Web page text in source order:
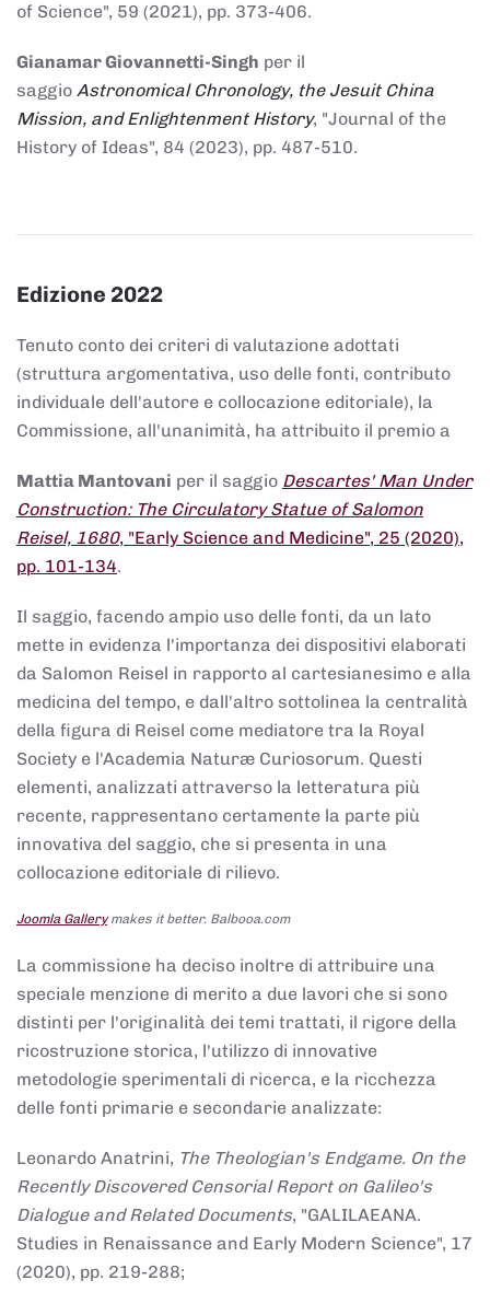
of Science", 59 (2021), pp. 373-406.
Gianamar Giovannetti-Singh per il
saggio Astronomical Chronology, the Jesuit China
Mission, and Enlightenment History, "Journal of the
History of Ideas", 84 (2023), pp. 487-510.
Edizione 2022
Tenuto conto dei criteri di valutazione adottati
(struttura argomentativa, uso delle fonti, contributo
individuale dell'autore e collocazione editoriale), la
Commissione, all'unanimità, ha attribuito il premio a
Mattia Mantovani per il saggio Descartes' Man Under
Construction: The Circulatory Statue of Salomon
Reisel, 1680, "Early Science and Medicine", 25 (2020),
pp. 101-134.
Il saggio, facendo ampio uso delle fonti, da un lato
mette in evidenza l'importanza dei dispositivi elaborati
da Salomon Reisel in rapporto al cartesianesimo e alla
medicina del tempo, e dall'altro sottolinea la centralità
della figura di Reisel come mediatore tra la Royal
Society e l'Academia Naturæ Curiosorum. Questi
elementi, analizzati attraverso la letteratura più
recente, rappresentano certamente la parte più
innovativa del saggio, che si presenta in una
collocazione editoriale di rilievo.
Joomla Gallerymakes it better. Balbooa.com
La commissione ha deciso inoltre di attribuire una
speciale menzione di merito a due lavori che si sono
distinti per l'originalità dei temi trattati, il rigore della
ricostruzione storica, l'utilizzo di innovative
metodologie sperimentali di ricerca, e la ricchezza
delle fonti primarie e secondarie analizzate:
Leonardo Anatrini, The Theologian's Endgame. On the
Recently Discovered Censorial Report on Galileo's
Dialogue and Related Documents, "GALILAEANA.
Studies in Renaissance and Early Modern Science", 17
(2020), pp. 219-288;